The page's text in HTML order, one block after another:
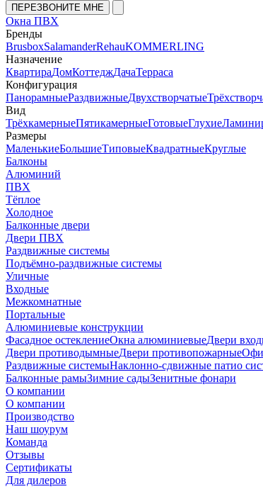
ПЕРЕЗВОНИТЕ МНЕ
Окна ПВХ
Бренды
BrusboxSalamanderRehauKOMMERLING
Назначение
КвартираДомКоттеджДачаТерраса
Конфигурация
ПанорамныеРаздвижныеДвухстворчатые
Вид
ТрёхкамерныеПятикамерныеГотовыеГлухие
Размеры
МаленькиеБольшиеТиповыеКвадратныеКруглые
Балконы
Алюминий
ПВХ
Тёплое
Холодное
Балконные двери
Двери ПВХ
Раздвижные системы
Подъёмно-раздвижные системы
Уличные
Входные
Межкомнатные
Портальные
Алюминиевые конструкции
Фасадное остеклениеОкна алюминиевыеДвери
Двери противодымныеДвери противопожарные
Раздвижные системыНаклонно-сдвижные патио
Балконные рамыЗимние садыЗенитные фонари
О компании
О компании
Производство
Наш шоурум
Команда
Отзывы
Сертификаты
Для дилеров